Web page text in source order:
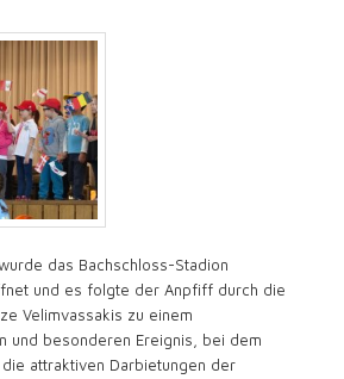
das Bachschloss-Stadion
und es folgte der Anpfiff durch die
Velimvassakis zu einem
und besonderen Ereignis, bei dem
attraktiven Darbietungen der